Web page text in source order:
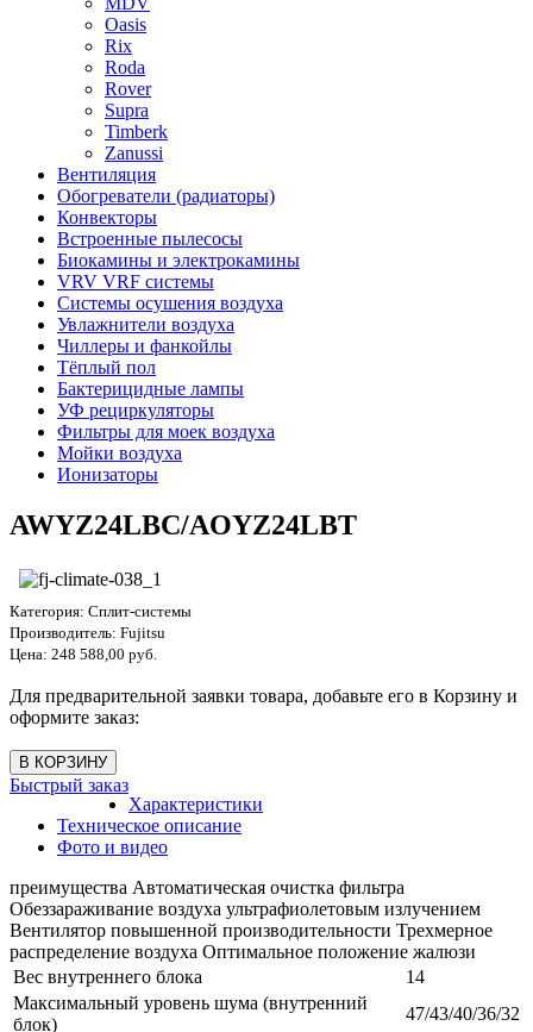
Oasis
Rix
Roda
Rover
Supra
Timberk
Zanussi
Вентиляция
Обогреватели (радиаторы)
Конвекторы
Встроенные пылесосы
Биокамины и электрокамины
VRV VRF системы
Системы осушения воздуха
Увлажнители воздуха
Чиллеры и фанкойлы
Тёплый пол
Бактерицидные лампы
УФ рециркуляторы
Фильтры для моек воздуха
Мойки воздуха
Ионизаторы
AWYZ24LBC/AOYZ24LBT
Категория: Сплит-системы
Производитель: Fujitsu
Цена: 248 588,00 руб.
Для предварительной заявки товара, добавьте его в Корзину и
оформите заказ:
Быстрый заказ
Характеристики
Техническое описание
Фото и видео
преимущества Автоматическая очистка фильтра
Обеззараживание воздуха ультрафиолетовым излучением
Вентилятор повышенной производительности Трехмерное
распределение воздуха Оптимальное положение жалюзи
Вес внутреннего блока
14
Максимальный уровень шума (внутренний
блок)
47/43/40/36/32